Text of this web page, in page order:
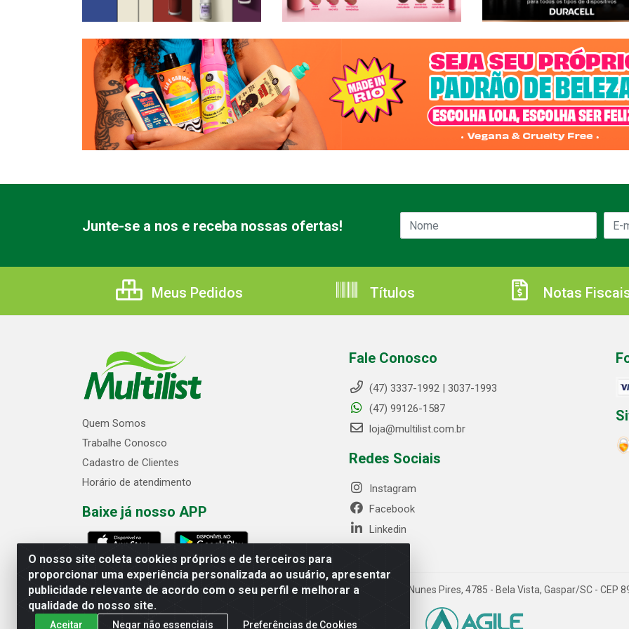
O nosso site coleta cookies próprios e de terceiros para
proporcionar uma experiência personalizada ao usuário, apresentar
publicidade relevante de acordo com o seu perfil e melhorar a
qualidade do nosso site.
Aceitar Negar não essenciais Preferências de Cookies
Junte-se a nos e receba nossas ofertas!
Meus Pedidos Títulos Notas
Quem Somos
Trabalhe Conosco
Cadastro de Clientes
Horário de atendimento
Baixe já nosso APP
Fale Conosco
(47) 3337-1992 | 3037-1993
(47) 99126-1587
loja@multilist.com.br
Redes Sociais
Instagram
Facebook
Linkedin
Multilist Distribuidora de Cosméticos LTDA - Rua Anfilóquio Nunes Pires, 4785 - Bela Vista, Gaspar/SC - CEP